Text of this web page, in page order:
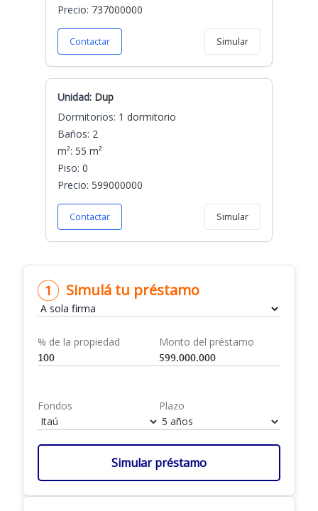
Precio: 737000000
Contactar Simular
Unidad: Dup
Dormitorios: 1 dormitorio
Baños: 2
m²: 55 m²
Piso: 0
Precio: 599000000
Contactar Simular
Simulá tu préstamo
% de la propiedad Monto del préstamo
Fondos Plazo
Simular préstamo